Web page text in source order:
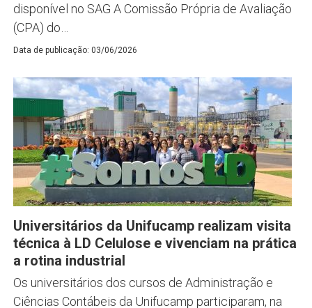
disponível no SAG A Comissão Própria de Avaliação
(CPA) do…
Data de publicação: 03/06/2026
Universitários da Unifucamp realizam visita
técnica à LD Celulose e vivenciam na prática
a rotina industrial
Os universitários dos cursos de Administração e
Ciências Contábeis da Unifucamp participaram, na